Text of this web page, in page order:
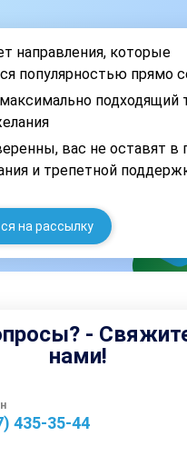
направления, которые
популярностью прямо
подходящий
вас не оставят в
и трепетной
на рассылку
-
нами!
435-35-44